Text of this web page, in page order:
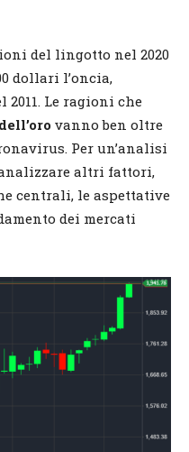
del lingotto nel 2020
dollari l’oncia,
Le ragioni che
vanno ben oltre
Per un’analisi
altri fattori,
centrali, le aspettative
dei mercati